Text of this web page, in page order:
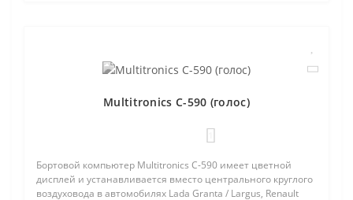
Multitronics C-590 (голос)
Бортовой компьютер Multitronics C-590 имеет цветной
дисплей и устанавливается вместо центрального круглого
воздуховода в автомобилях Lada Granta / Largus, Renault